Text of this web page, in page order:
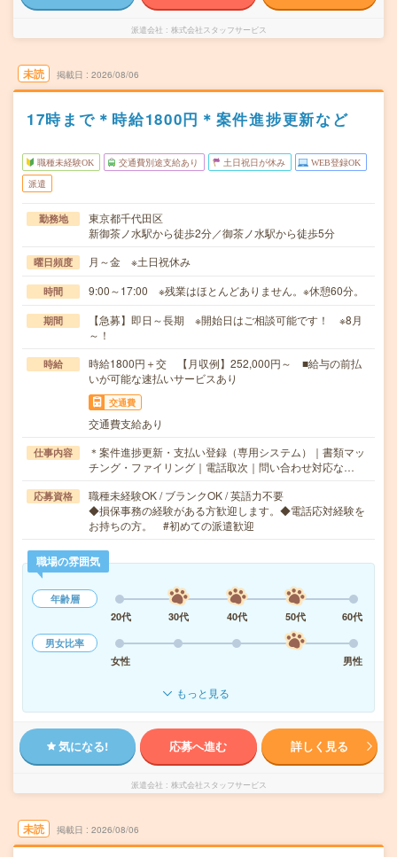
派遣会社 株式会社スタッフサービス
未読 掲載日 2026/08/06
17時まで＊時給1800円＊案件進捗更新など
職種未経験OK 交通費別途支給あり 土日祝日が休み WEB登録OK
派遣
勤務地
東京都千代田区
新御茶ノ水駅から徒歩2分／御茶ノ水駅から徒歩5分
曜日頻度 月～金 ※土日祝休み
時間 9:00～17:00 ※残業はほとんどありません。※休憩60分。
期間
【急募】即日～長期 ※開始日はご相談可能です！ ※8月
～！
時給
時給1800円＋交 【月収例】252,000円～ ■給与の前払
いが可能な速払いサービスあり
交通費
交通費支給あり
仕事内容
＊案件進捗更新・支払い登録（専用システム）｜書類マッ
チング・ファイリング｜電話取次｜問い合わせ対応な…
応募資格
職種未経験OK / ブランクOK / 英語力不要
◆損保事務の経験がある方歓迎します。◆電話応対経験を
お持ちの方。 #初めての派遣歓迎
職場の雰囲気
年齢層
20代
30代 40代 50代
60代
男女比率
女性
男性
もっと見る
気になる! 応募へ進む 詳しく見る
派遣会社 株式会社スタッフサービス
未読 掲載日 2026/08/06